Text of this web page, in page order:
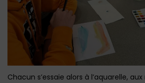
Chacun s’essaie alors à l’aquarelle,